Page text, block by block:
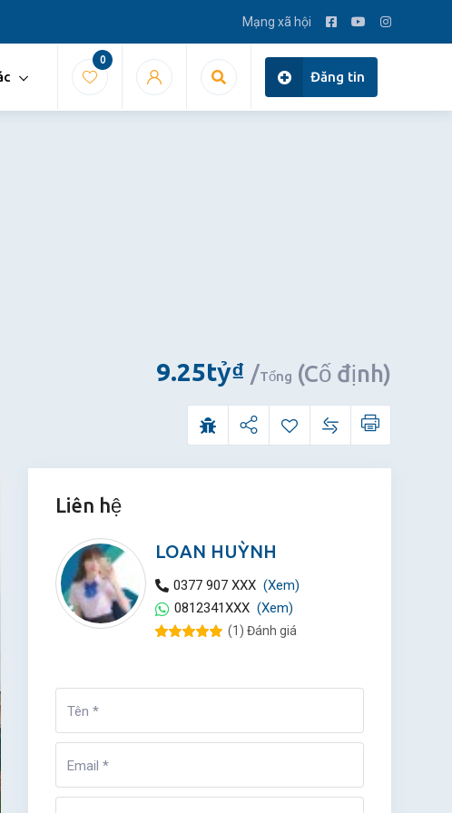
Mạng xã hội
0
Đăng tin
9.25tỷ₫ Tổng (Cố định)
Liên hệ
LOAN HUỲNH
0377 907 XXX (Xem)
0812341XXX (Xem)
on
(1 ) Đánh giá